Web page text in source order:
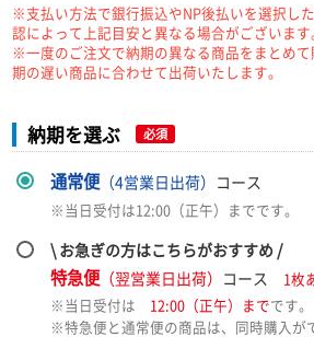
※支払い方法で銀行振込やNP後払いを選択し
認によって上記目安と異なる場合がございます
※一度のご注文で納期の異なる商品をまとめ
期の遅い商品に合わせて出荷いたします。
納期を選ぶ 必須
通常便（4営業日出荷） コース
※当日受付は12:00（正午）までです。
\ お急ぎの方はこちらがおすすめ /
特急便（翌営業日出荷） コース
1枚
※当日受付は 12:00（正午）までです。
※特急便と通常便の商品は、同時購入が